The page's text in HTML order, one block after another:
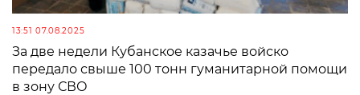
13:51 07.08.2025
За две недели Кубанское казачье войско
передало свыше 100 тонн гуманитарной помощи
в зону СВО